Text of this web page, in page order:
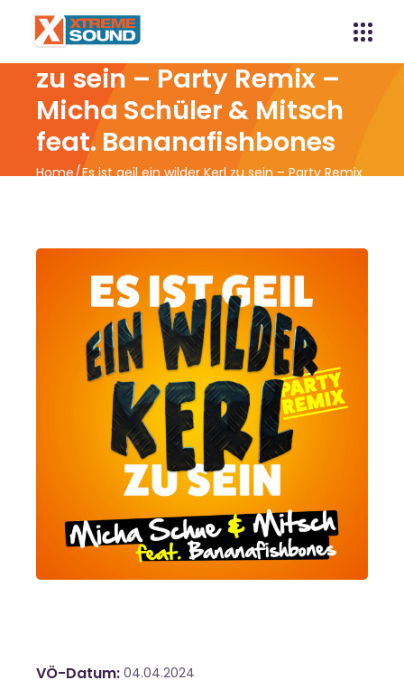
Es ist geil ein wilder Kerl
zu sein – Party Remix –
Micha Schüler & Mitsch
feat. Bananafishbones
Home Es ist geil ein wilder Kerl zu sein – Party Remix
VÖ-Datum 04.04.2024